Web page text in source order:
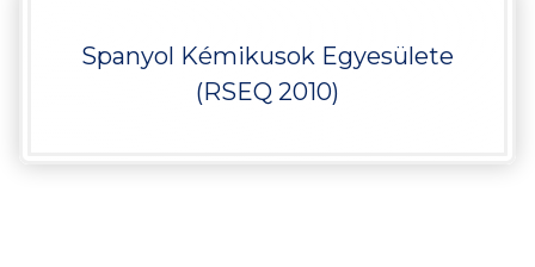
Spanyol Kémikusok Egyesülete
(RSEQ 2010)